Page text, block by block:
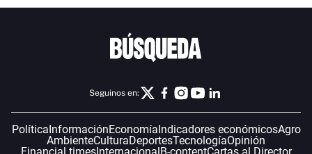
Seguinos en:
PolíticaInformaciónEconomíaIndicadores económicosAgro
AmbienteCulturaDeportesTecnologíaOpinión
Financial timesInternacionalB-contentCartas al Director